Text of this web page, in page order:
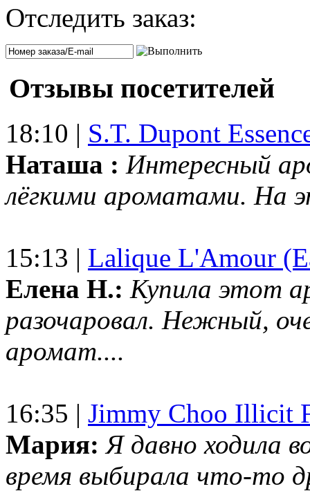
Отследить заказ:
Отзывы посетителей
18:10 | S.T. Dupont
Наташа : Интересный
лёгкими ароматами. На
15:13 | Lalique L'Amour
Елена Н.: Купила этот
разочаровал. Нежный,
аромат....
16:35 | Jimmy Choo Illicit
Мария: Я давно ходила
время выбирала что-то